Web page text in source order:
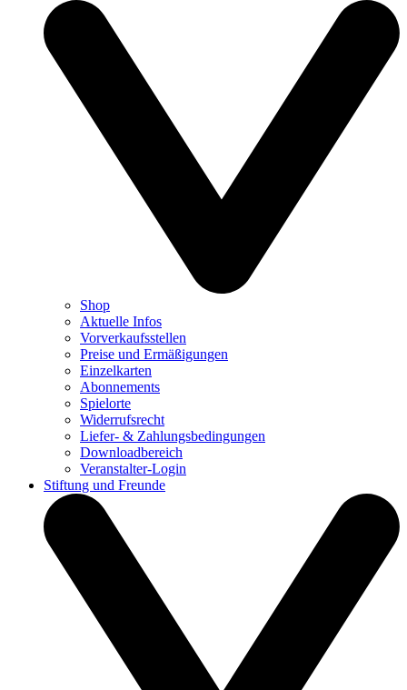
Shop
Aktuelle Infos
Vorverkaufsstellen
Preise und Ermäßigungen
Einzelkarten
Abonnements
Spielorte
Widerrufsrecht
Liefer- & Zahlungsbedingungen
Downloadbereich
Veranstalter-Login
Stiftung und Freunde